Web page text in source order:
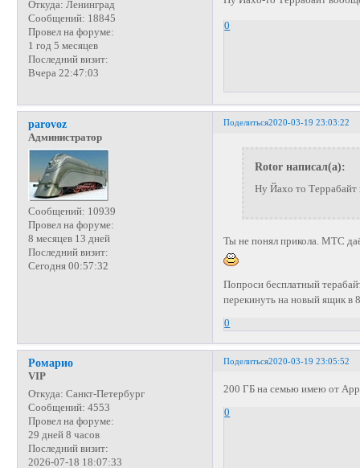
Откуда: Ленинград
Сообщений: 18845
Провел на форуме:
1 год 5 месяцев
Последний визит:
Вчера 22:47:03
0
Поделиться2020-03-19 23:03:22
parovoz
Администратор
Сообщений: 10939
Провел на форуме:
8 месяцев 13 дней
Последний визит:
Сегодня 00:57:32
Rotor написал(а):
Ну Йахо то Террабайт
Ты не понял прикола. МТС
Попроси бесплатный
перекинуть на новый ящик в
0
Поделиться2020-03-19 23:05:52
Ромарио
VIP
Откуда: Санкт-Петербург
Сообщений: 4553
Провел на форуме:
29 дней 8 часов
Последний визит:
2026-07-18 18:07:33
200 ГБ на семью имею от
0